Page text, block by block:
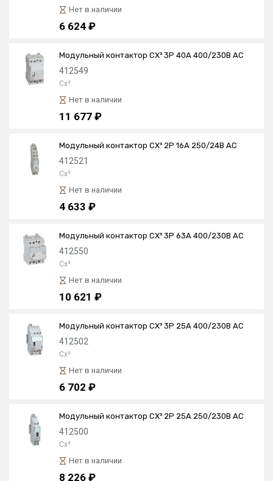
Нет в наличии
6 624 ₽
Модульный контактор CX³ 3P 40А 400/230В AC
412549
Cx³
Нет в наличии
11 677 ₽
Модульный контактор CX³ 2P 16А 250/24В AC
412521
Cx³
Нет в наличии
4 633 ₽
Модульный контактор CX³ 3P 63А 400/230В AC
412550
Cx³
Нет в наличии
10 621 ₽
Модульный контактор CX³ 3P 25А 400/230В AC
412502
Cx³
Нет в наличии
6 702 ₽
Модульный контактор CX³ 2P 25А 250/230В AC
412500
Cx³
Нет в наличии
8 226 ₽